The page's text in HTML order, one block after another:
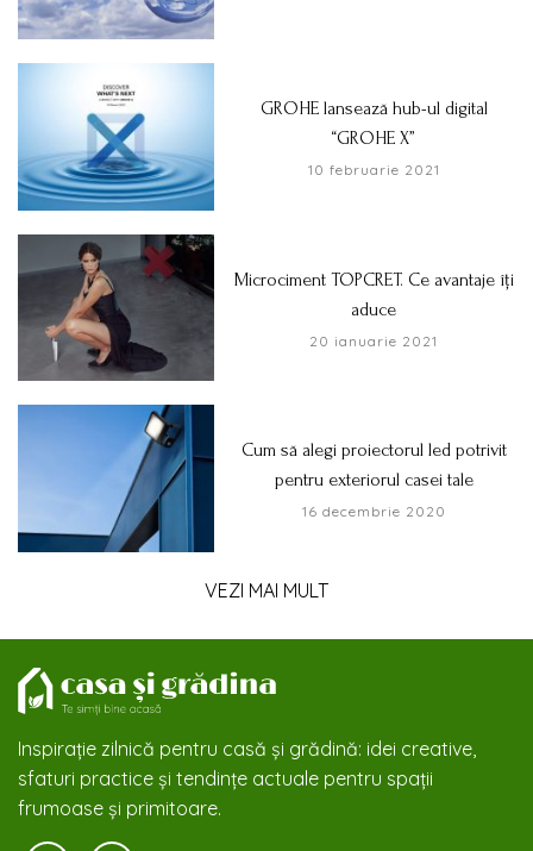
GROHE lansează hub-ul digital
“GROHE X”
10 februarie 2021
Microciment TOPCRET. Ce avantaje îți
aduce
20 ianuarie 2021
Cum să alegi proiectorul led potrivit
pentru exteriorul casei tale
16 decembrie 2020
VEZI MAI MULT
Inspirație zilnică pentru casă și grădină: idei creative,
sfaturi practice și tendințe actuale pentru spații
frumoase și primitoare.